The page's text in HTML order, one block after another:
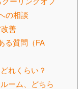
の相談
善
る質問（FA
れくらい？
ーム、どちら